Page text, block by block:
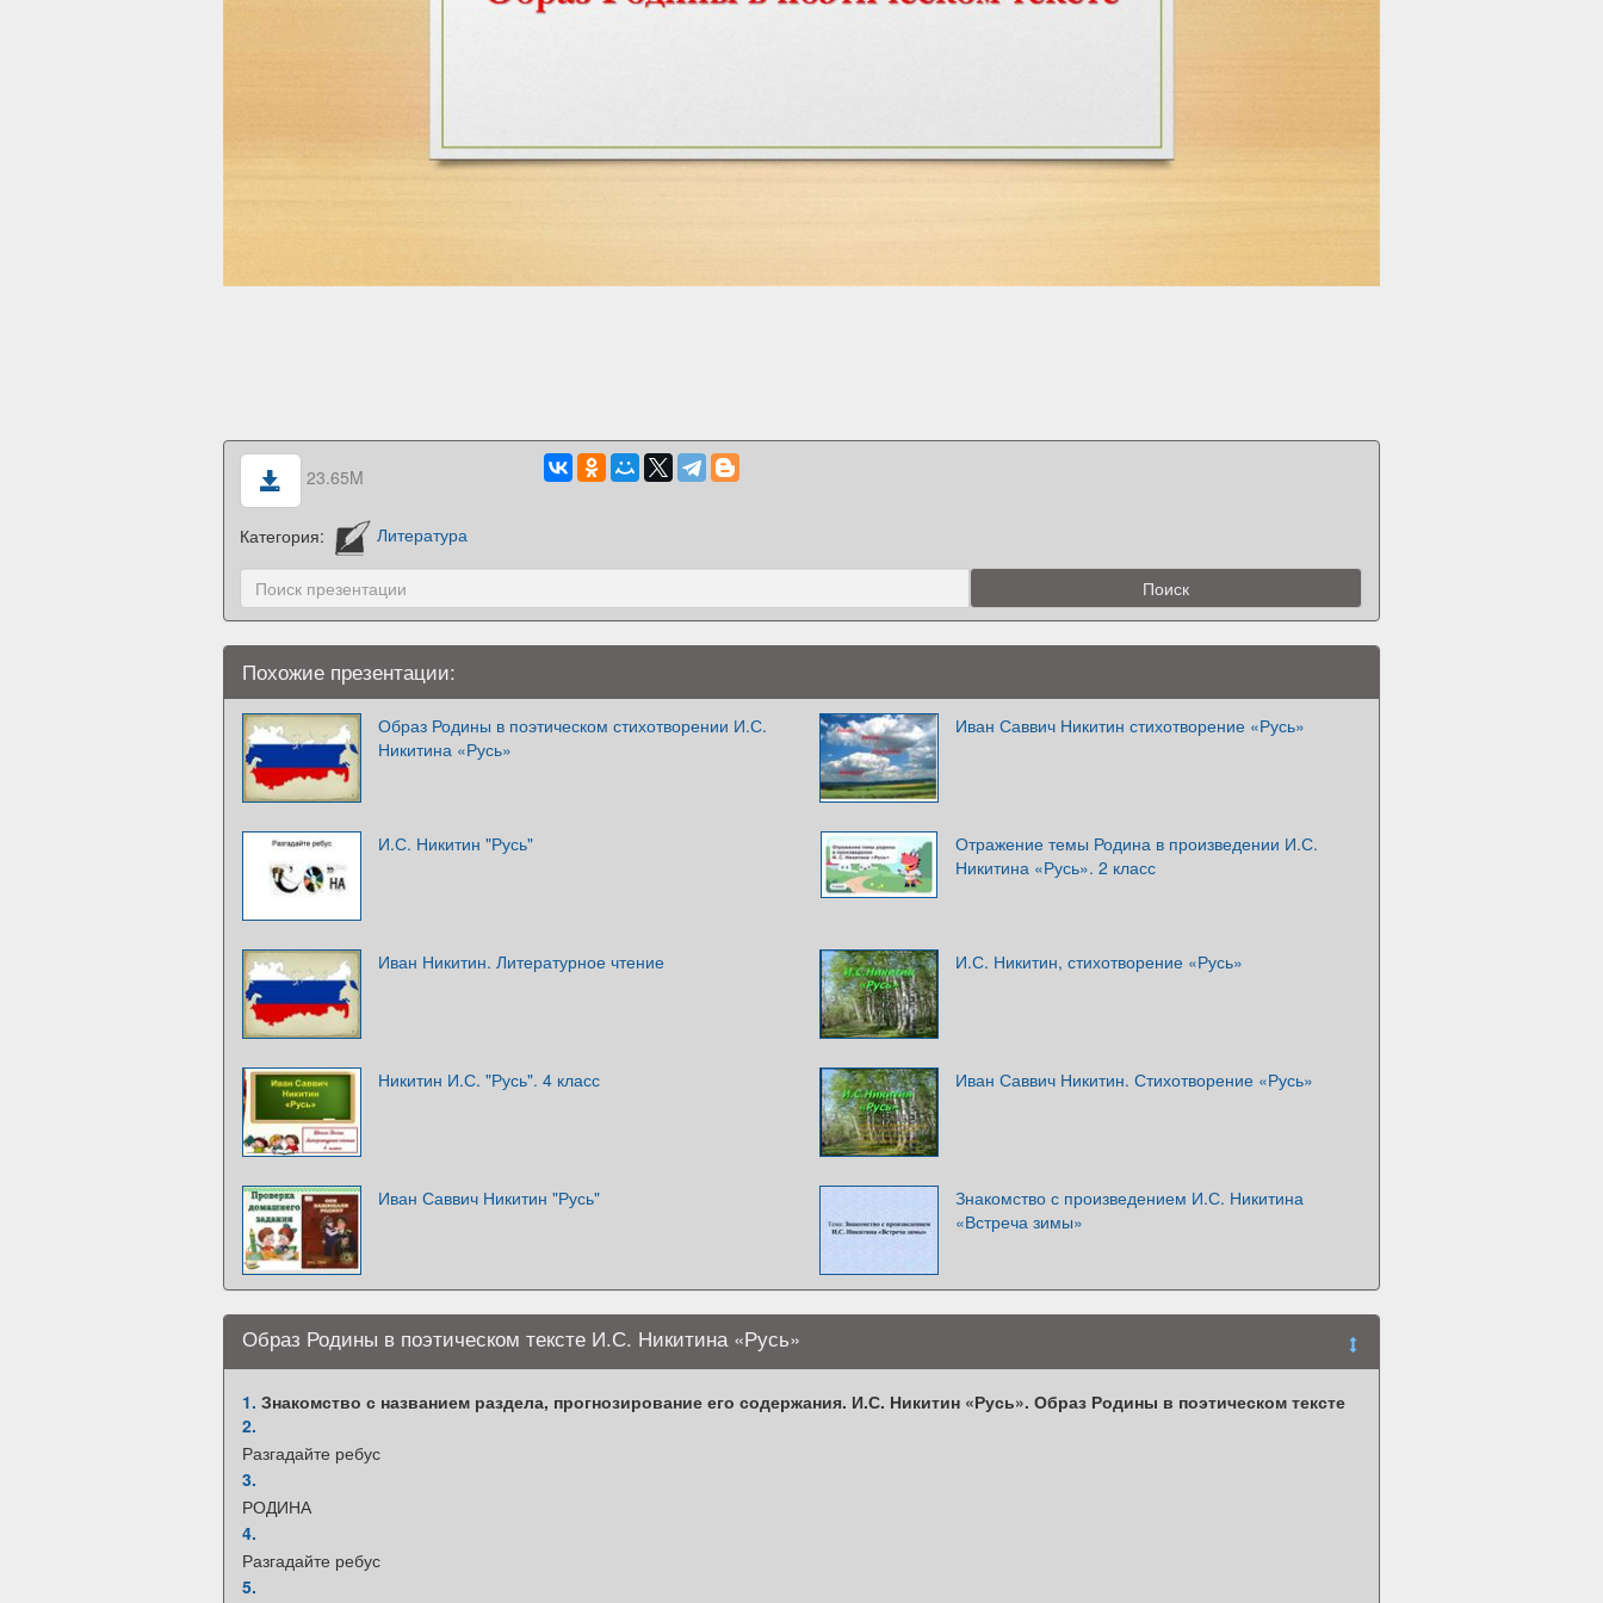
23.65M
Категория: Литература
Похожие презентации:
Образ Родины в поэтическом стихотворении И.С.
Никитина «Русь»
Иван Саввич Никитин стихотворение «Русь»
И.С. Никитин "Русь"
Отражение темы Родина в произведении И.С.
Никитина «Русь». 2 класс
Иван Никитин. Литературное чтение И.С. Никитин, стихотворение «Русь»
Никитин И.С. "Русь". 4 класс Иван Саввич Никитин. Стихотворение «Русь»
Иван Саввич Никитин "Русь"
Знакомство с произведением И.С. Никитина
«Встреча зимы»
Образ Родины в поэтическом тексте И.С. Никитина «Русь»
1. Знакомство с названием раздела, прогнозирование его содержания. И.С. Никитин «Русь». Образ Родины в поэтическом тексте
2.
Разгадайте ребус
3.
РОДИНА
4.
Разгадайте ребус
5.